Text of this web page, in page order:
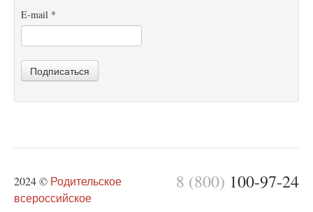
E-mail *
Подписаться
8 (800) 100-97-24
2024 © Родительское
всероссийское